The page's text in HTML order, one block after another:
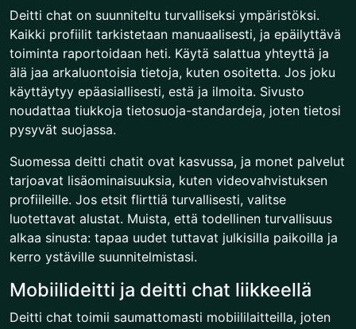
Deitti chat on suunniteltu turvalliseksi ympäristöksi.
Kaikki profiilit tarkistetaan manuaalisesti, ja epäilyttävä
toiminta raportoidaan heti. Käytä salattua yhteyttä ja
älä jaa arkaluontoisia tietoja, kuten osoitetta. Jos joku
käyttäytyy epäasiallisesti, estä ja ilmoita. Sivusto
noudattaa tiukkoja tietosuoja-standardeja, joten tietosi
pysyvät suojassa.
Suomessa deitti chatit ovat kasvussa, ja monet palvelut
tarjoavat lisäominaisuuksia, kuten videovahvistuksen
profiileille. Jos etsit flirttiä turvallisesti, valitse
luotettavat alustat. Muista, että todellinen turvallisuus
alkaa sinusta: tapaa uudet tuttavat julkisilla paikoilla ja
kerro ystäville suunnitelmistasi.
Mobiilideitti ja deitti chat liikkeellä
Deitti chat toimii saumattomasti mobiililaitteilla, joten